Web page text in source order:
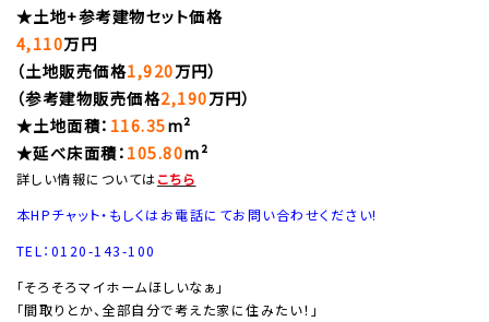
★土地+参考建物セット価格
4,110万円
（土地販売価格1,920万円）
（参考建物販売価格2,190万円）
★土地面積： 116.35m²
★延べ床面積： 105.80m²
詳しい情報についてはこちら
本HPチャット・もしくはお電話にてお問い合わせください!
TEL：0120-143-100
「そろそろマイホームほしいなぁ」
「間取りとか、全部自分で考えた家に住みたい！」